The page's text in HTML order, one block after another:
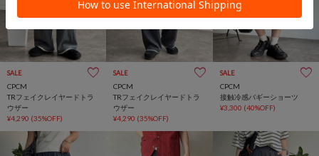
SALE
CPCM
TRフェイクレイヤードトラ
ウザー
¥4,290 (35%OFF)
SALE
CPCM
TRフェイクレイヤードトラ
ウザー
¥4,290 (35%OFF)
SALE
CPCM
接触冷感バギーショーツ
¥3,300 (40%OFF)